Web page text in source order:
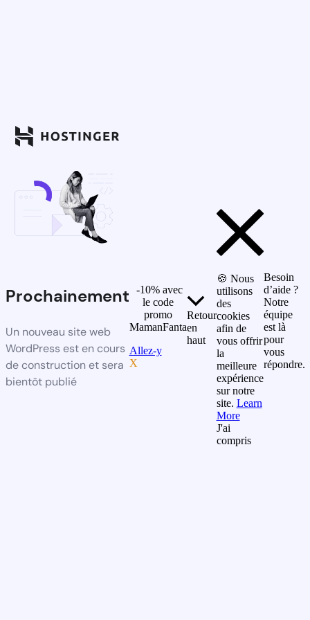
Prochainement
Un nouveau site web
WordPress est en cours
de construction et sera
bientôt publié
-10% avec
le code
promo
MamanFanta
Allez-y
X
Retour
en
haut
🍪 Nous
utilisons
des
cookies
afin de
vous offrir
la
meilleure
expérience
sur notre
site. Learn
More
J'ai
compris
Besoin
d’aide ?
Notre
équipe
est là
pour
vous
répondre.